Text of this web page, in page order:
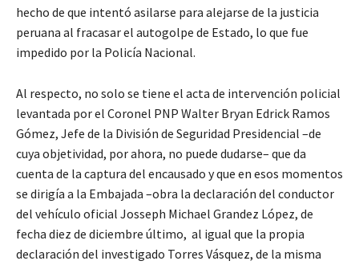
hecho de que intentó asilarse para alejarse de la justicia
peruana al fracasar el autogolpe de Estado, lo que fue
impedido por la Policía Nacional.
Al respecto, no solo se tiene el acta de intervención policial
levantada por el Coronel PNP Walter Bryan Edrick Ramos
Gómez, Jefe de la División de Seguridad Presidencial –de
cuya objetividad, por ahora, no puede dudarse– que da
cuenta de la captura del encausado y que en esos momentos
se dirigía a la Embajada –obra la declaración del conductor
del vehículo oficial Josseph Michael Grandez López, de
fecha diez de diciembre último, al igual que la propia
declaración del investigado Torres Vásquez, de la misma